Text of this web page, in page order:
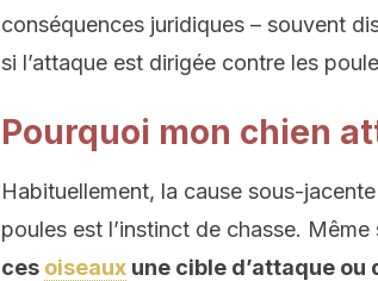
conséquences juridiques – souvent
si l’attaque est dirigée contre les
Pourquoi mon chien
Habituellement, la cause sous-
poules est l’instinct de chasse. Même
ces oiseaux une cible d’attaque ou